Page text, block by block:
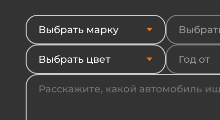
Выбрать марку
Выбрать цвет Год от